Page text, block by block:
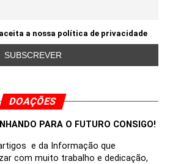
a nossa política de privacidade
DOAÇÕES
PARA O FUTURO CONSIGO!
e da Informação que
com muito trabalho e dedicação,